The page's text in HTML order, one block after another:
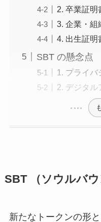
2. 卒業証明
3. 企業・組
4. 出生証明
SBT の懸念点
1. プライバ
2. デジタル
SBT （ソウルバウ
新たなトークンの形